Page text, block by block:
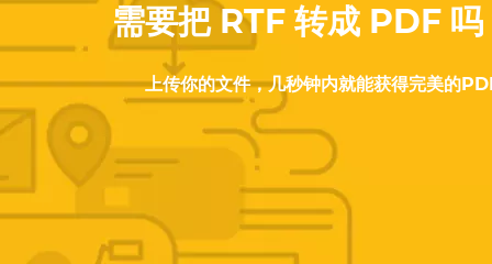
需要把 RTF 转成 PDF 吗
上传你的文件，几秒钟内就能获得完美的